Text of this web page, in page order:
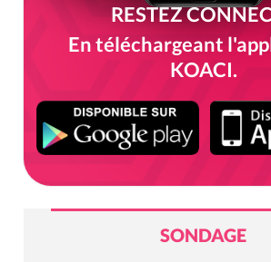
RESTEZ
En téléchargeant
KOACI.
SONDAGE